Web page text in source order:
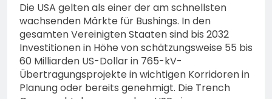
Die USA gelten als einer der am schnellsten
wachsenden Märkte für Bushings. In den
gesamten Vereinigten Staaten sind bis 2032
Investitionen in Höhe von schätzungsweise 55 bis
60 Milliarden US-Dollar in 765-kV-
Übertragungsprojekte in wichtigen Korridoren in
Planung oder bereits genehmigt. Die Trench